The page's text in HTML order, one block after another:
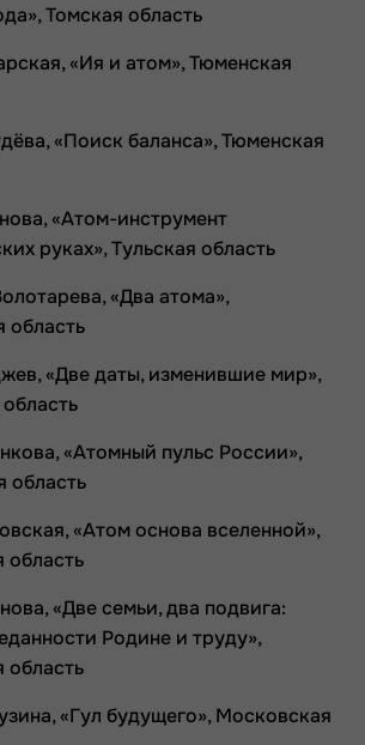
Томская область
«Ия и атом», Тюменская
«Поиск баланса», Тюменская
«Атом-инструмент
руках», Тульская область
«Два атома»,
область
«Две даты, изменившие мир»,
«Атомный пульс России»,
область
«Атом основа вселенной»,
область
«Две семьи, два подвига:
Родине и труду»,
область
«Гул будущего», Московская